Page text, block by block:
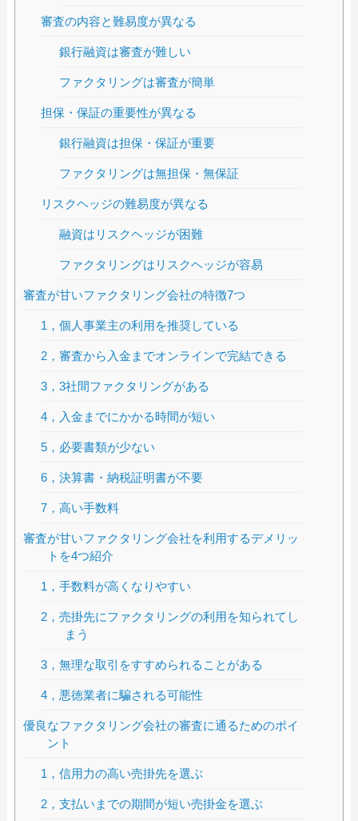
審査の内容と難易度が異なる
銀行融資は審査が難しい
ファクタリングは審査が簡単
担保・保証の重要性が異なる
銀行融資は担保・保証が重要
ファクタリングは無担保・無保証
リスクヘッジの難易度が異なる
融資はリスクヘッジが困難
ファクタリングはリスクヘッジが容易
審査が甘いファクタリング会社の特徴7つ
1，個人事業主の利用を推奨している
2，審査から入金までオンラインで完結できる
3，3社間ファクタリングがある
4，入金までにかかる時間が短い
5，必要書類が少ない
6，決算書・納税証明書が不要
7，高い手数料
審査が甘いファクタリング会社を利用するデメリッ
トを4つ紹介
1，手数料が高くなりやすい
2，売掛先にファクタリングの利用を知られてし
まう
3，無理な取引をすすめられることがある
4，悪徳業者に騙される可能性
優良なファクタリング会社の審査に通るためのポイ
ント
1，信用力の高い売掛先を選ぶ
2，支払いまでの期間が短い売掛金を選ぶ